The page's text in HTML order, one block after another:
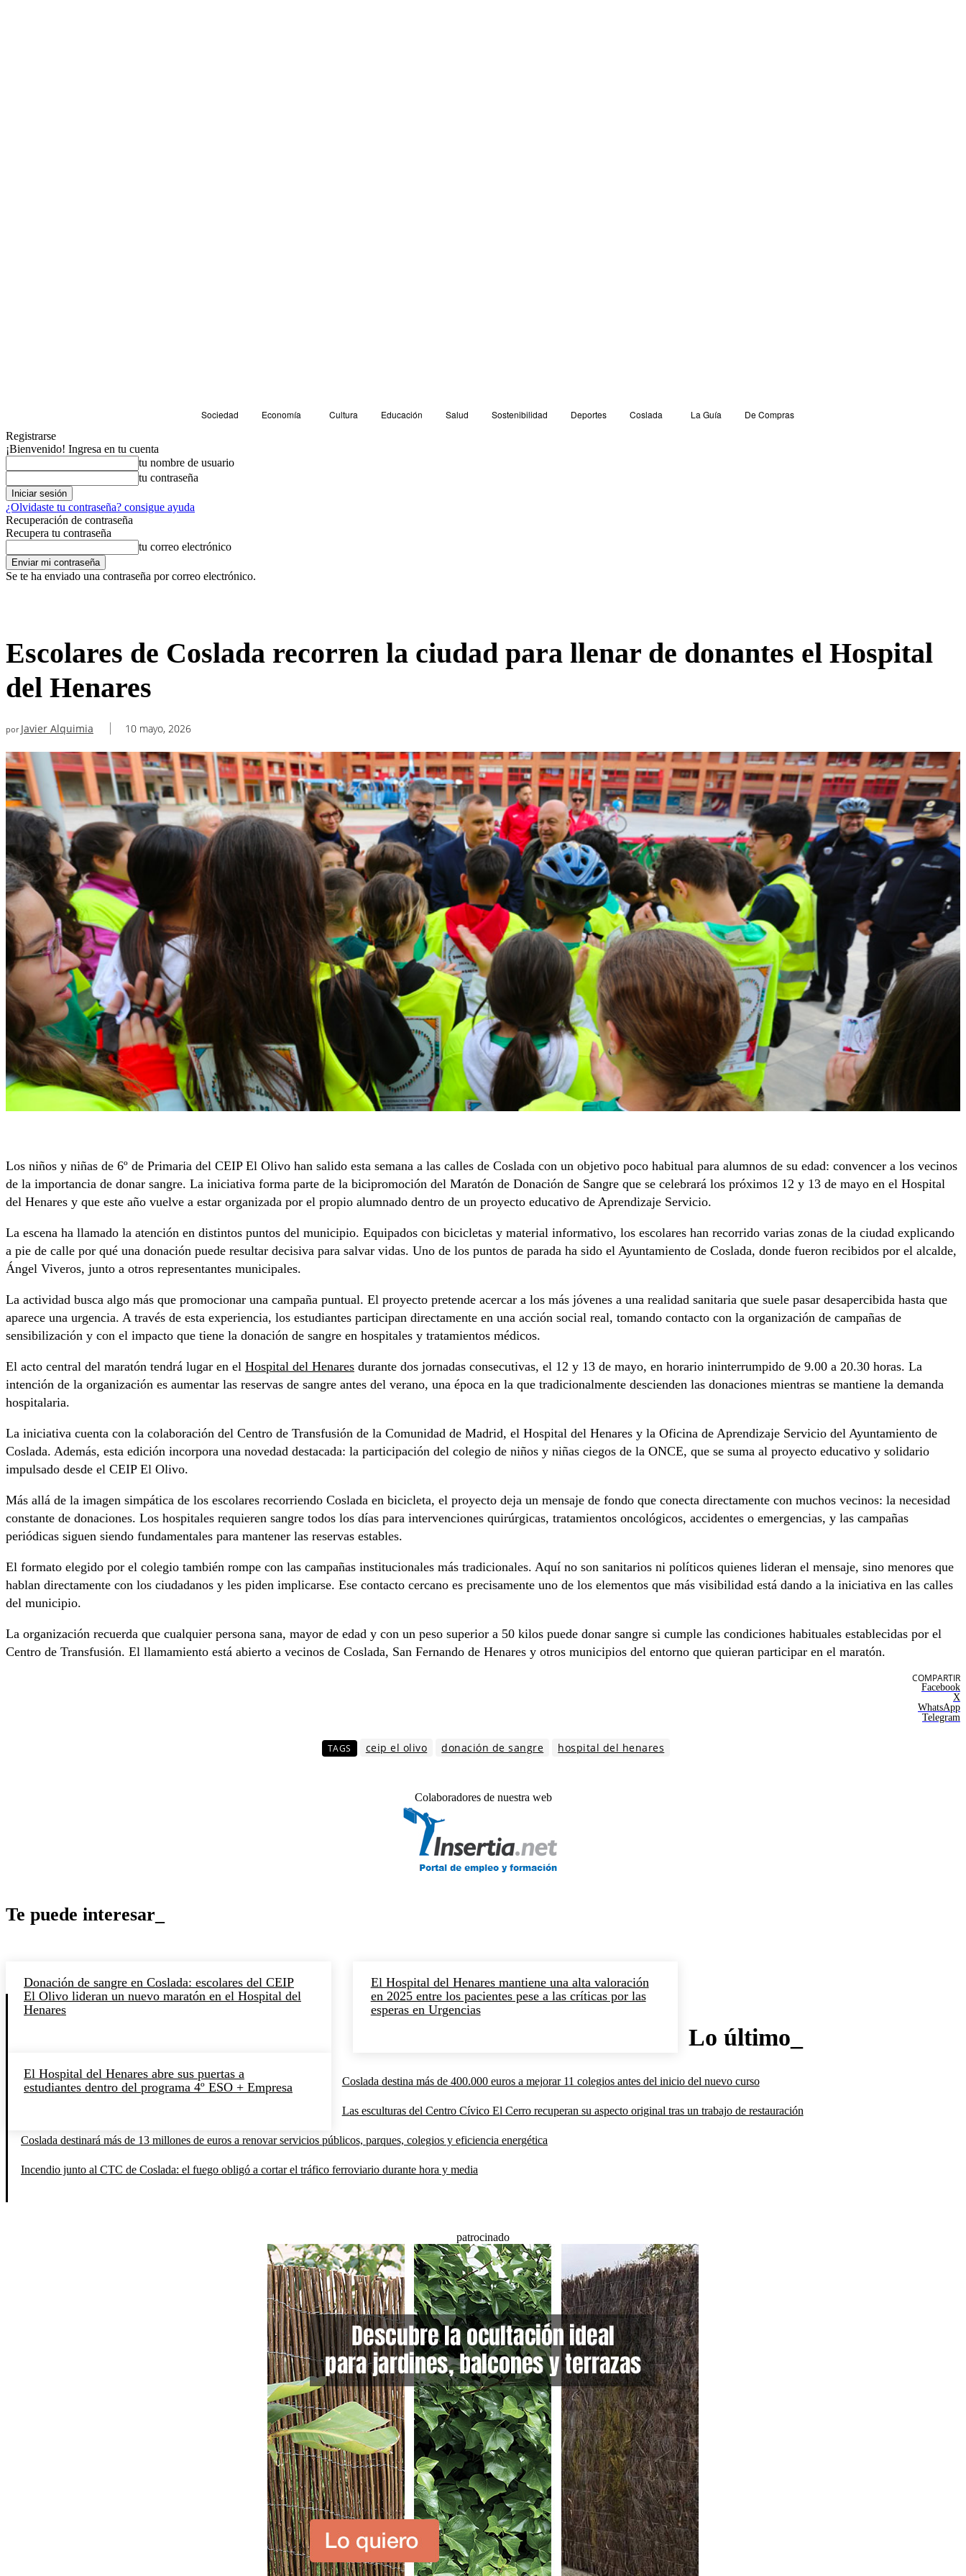
Sociedad Economía Cultura Educación Salud Sostenibilidad Deportes Coslada La Guía
De Compras
Registrarse
¡Bienvenido! Ingresa en tu cuenta
tu nombre de usuario
tu contraseña
¿Olvidaste tu contraseña? consigue ayuda
Recuperación de contraseña
Recupera tu contraseña
tu correo electrónico
Se te ha enviado una contraseña por correo electrónico.
Escolares de Coslada recorren la ciudad para llenar de donantes el Hospital
del Henares
por Javier Alquimia 10 mayo, 2026
Los niños y niñas de 6º de Primaria del CEIP El Olivo han salido esta semana a las calles de Coslada con un objetivo poco habitual para alumnos de su edad: convencer a los vecinos
de la importancia de donar sangre. La iniciativa forma parte de la bicipromoción del Maratón de Donación de Sangre que se celebrará los próximos 12 y 13 de mayo en el Hospital
del Henares y que este año vuelve a estar organizada por el propio alumnado dentro de un proyecto educativo de Aprendizaje Servicio.
La escena ha llamado la atención en distintos puntos del municipio. Equipados con bicicletas y material informativo, los escolares han recorrido varias zonas de la ciudad explicando
a pie de calle por qué una donación puede resultar decisiva para salvar vidas. Uno de los puntos de parada ha sido el Ayuntamiento de Coslada, donde fueron recibidos por el alcalde,
Ángel Viveros, junto a otros representantes municipales.
La actividad busca algo más que promocionar una campaña puntual. El proyecto pretende acercar a los más jóvenes a una realidad sanitaria que suele pasar desapercibida hasta que
aparece una urgencia. A través de esta experiencia, los estudiantes participan directamente en una acción social real, tomando contacto con la organización de campañas de
sensibilización y con el impacto que tiene la donación de sangre en hospitales y tratamientos médicos.
El acto central del maratón tendrá lugar en el Hospital del Henares durante dos jornadas consecutivas, el 12 y 13 de mayo, en horario ininterrumpido de 9.00 a 20.30 horas. La
intención de la organización es aumentar las reservas de sangre antes del verano, una época en la que tradicionalmente descienden las donaciones mientras se mantiene la demanda
hospitalaria.
La iniciativa cuenta con la colaboración del Centro de Transfusión de la Comunidad de Madrid, el Hospital del Henares y la Oficina de Aprendizaje Servicio del Ayuntamiento de
Coslada. Además, esta edición incorpora una novedad destacada: la participación del colegio de niños y niñas ciegos de la ONCE, que se suma al proyecto educativo y solidario
impulsado desde el CEIP El Olivo.
Más allá de la imagen simpática de los escolares recorriendo Coslada en bicicleta, el proyecto deja un mensaje de fondo que conecta directamente con muchos vecinos: la necesidad
constante de donaciones. Los hospitales requieren sangre todos los días para intervenciones quirúrgicas, tratamientos oncológicos, accidentes o emergencias, y las campañas
periódicas siguen siendo fundamentales para mantener las reservas estables.
El formato elegido por el colegio también rompe con las campañas institucionales más tradicionales. Aquí no son sanitarios ni políticos quienes lideran el mensaje, sino menores que
hablan directamente con los ciudadanos y les piden implicarse. Ese contacto cercano es precisamente uno de los elementos que más visibilidad está dando a la iniciativa en las calles
del municipio.
La organización recuerda que cualquier persona sana, mayor de edad y con un peso superior a 50 kilos puede donar sangre si cumple las condiciones habituales establecidas por el
Centro de Transfusión. El llamamiento está abierto a vecinos de Coslada, San Fernando de Henares y otros municipios del entorno que quieran participar en el maratón.
COMPARTIR
Facebook
X
WhatsApp
Telegram
TAGS ceip el olivo donación de sangre hospital del henares
Colaboradores de nuestra web
Te puede interesar_
Donación de sangre en Coslada: escolares del CEIP
El Olivo lideran un nuevo maratón en el Hospital del
Henares
El Hospital del Henares mantiene una alta valoración
en 2025 entre los pacientes pese a las críticas por las
esperas en Urgencias
El Hospital del Henares abre sus puertas a
estudiantes dentro del programa 4º ESO + Empresa
Lo último_
Coslada destina más de 400.000 euros a mejorar 11 colegios antes del inicio del nuevo curso
Las esculturas del Centro Cívico El Cerro recuperan su aspecto original tras un trabajo de restauración
Coslada destinará más de 13 millones de euros a renovar servicios públicos, parques, colegios y eficiencia energética
Incendio junto al CTC de Coslada: el fuego obligó a cortar el tráfico ferroviario durante hora y media
patrocinado